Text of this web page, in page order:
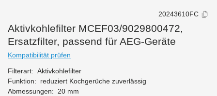
20243610FC
Aktivkohlefilter MCEF03/9029800472,
Ersatzfilter, passend für AEG-Geräte
Kompatibilität prüfen
Filterart: Aktivkohlefilter
Funktion:
reduziert Kochgerüche zuverlässig
Abmessungen:
20 mm